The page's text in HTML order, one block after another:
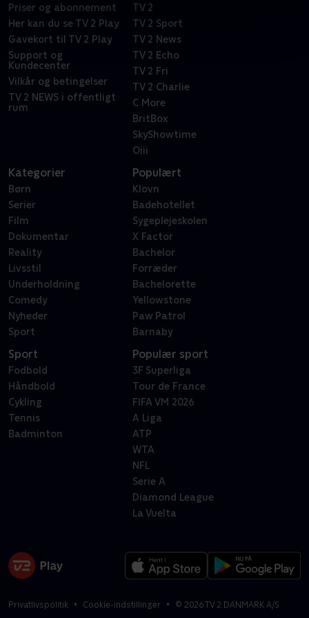
Priser og abonnement
Her kan du se TV 2 Play
Gavekort til TV 2 Play
Support og
Kundecenter
Vilkår og betingelser
TV 2 NEWS i offentligt
rum
TV 2
TV 2 Sport
TV 2 News
TV 2 Echo
TV 2 Fri
TV 2 Charlie
C More
BritBox
SkyShowtime
Oiii
Kategorier
Børn
Serier
Film
Dokumentar
Reality
Livsstil
Underholdning
Comedy
Nyheder
Sport
Populært
Klovn
Badehotellet
Sygeplejeskolen
X Factor
Bachelor
Forræder
Bachelorette
Yellowstone
Paw Patrol
Barnaby
Sport
Fodbold
Håndbold
Cykling
Tennis
Badminton
Populær sport
3F Superliga
Tour de France
FIFA VM 2026
A Liga
ATP
WTA
NFL
Serie A
Diamond League
La Vuelta
Privatlivspolitik Cookie-indstillinger © 2026TV 2 DANMARK A/S